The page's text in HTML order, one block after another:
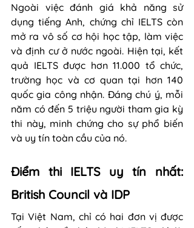
Ngoài việc đánh giá khả năng sử
dụng tiếng Anh, chứng chỉ IELTS còn
mở ra vô số cơ hội học tập, làm việc
và định cư ở nước ngoài. Hiện tại, kết
quả IELTS được hơn 11.000 tổ chức,
trường học và cơ quan tại hơn 140
quốc gia công nhận. Đáng chú ý, mỗi
năm có đến 5 triệu người tham gia kỳ
thi này, minh chứng cho sự phổ biến
và uy tín toàn cầu của nó.
Điểm thi IELTS uy tín nhất:
British Council và IDP
Tại Việt Nam, chỉ có hai đơn vị được